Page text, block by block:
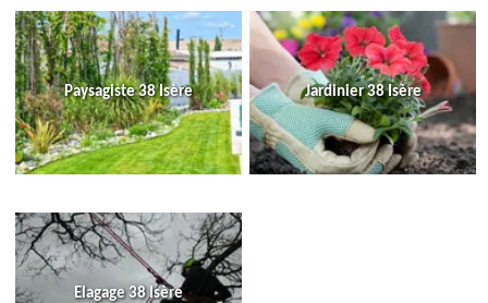
Paysagiste 38 Isère Jardinier 38 Isère
Elagage 38 Isère